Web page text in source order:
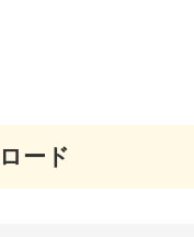
ード